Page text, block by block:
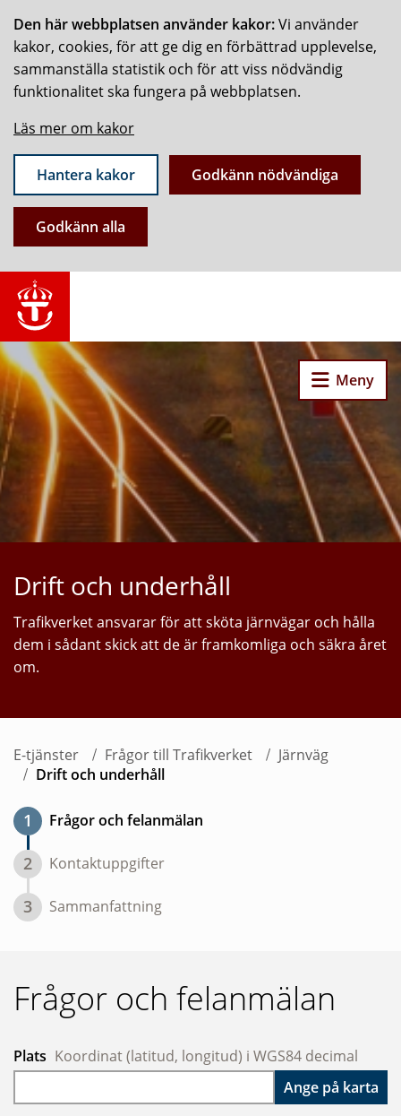
Den här webbplatsen använder kakor:Vi använder
kakor, cookies, för att ge dig en förbättrad upplevelse,
sammanställa statistik och för att viss nödvändig
funktionalitet ska fungera på webbplatsen.
Läs mer om kakor
Hantera kakor Godkänn nödvändiga
Godkänn alla
Meny
Drift och underhåll
Trafikverket ansvarar för att sköta järnvägar och hålla
dem i sådant skick att de är framkomliga och säkra året
om.
E-tjänster Frågor till Trafikverket
Järnväg
Drift och underhåll
1 Frågor och felanmälan
2 Kontaktuppgifter
3 Sammanfattning
Frågor och felanmälan
Plats Koordinat (latitud, longitud) i WGS84 decimal
Ange på karta